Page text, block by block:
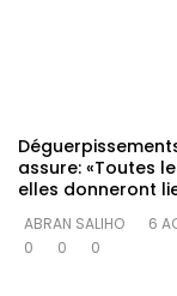
assure: «Toutes
elles donneront
ABRAN SALIHO
6
0
0 0